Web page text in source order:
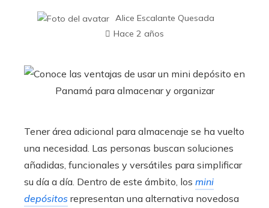
Alice Escalante Quesada
Hace 2 años
Tener área adicional para almacenaje se ha vuelto
una necesidad. Las personas buscan soluciones
añadidas, funcionales y versátiles para simplificar
su día a día. Dentro de este ámbito, los mini
depósitos representan una alternativa novedosa